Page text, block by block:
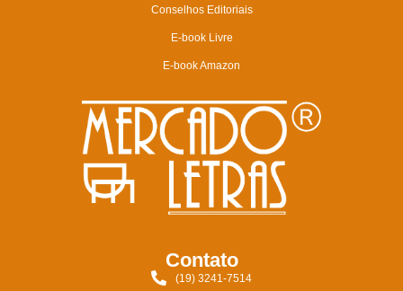
Conselhos Editoriais
E-book Livre
E-book Amazon
Contato
(19) 3241-7514